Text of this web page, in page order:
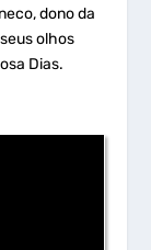
dono da
olhos
Dias.